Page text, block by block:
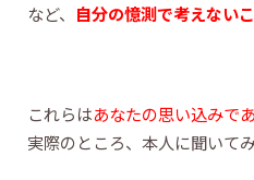
など、 自分の憶測で考えない
これらはあなたの思い込みで
実際のところ、本人に聞いて